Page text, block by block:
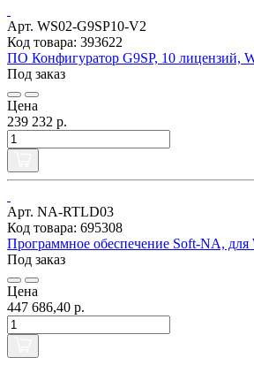
Арт. WS02-G9SP10-V2
Код товара: 393622
ПО Конфигуратор G9SP, 10 лицензий,
Под заказ
Цена
239 232 р.
Арт. NA-RTLD03
Код товара: 695308
Программное обеспечение Soft-NA, для
Под заказ
Цена
447 686,40 р.